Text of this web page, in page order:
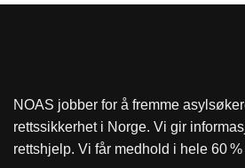
NOAS jobber for å fremme
rettssikkerhet i Norge. Vi gir
rettshjelp. Vi får medhold i hele 60